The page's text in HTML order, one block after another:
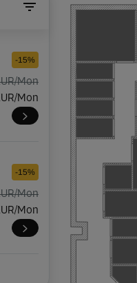
-15%
Mon
Mon
-15%
Mon
Mon